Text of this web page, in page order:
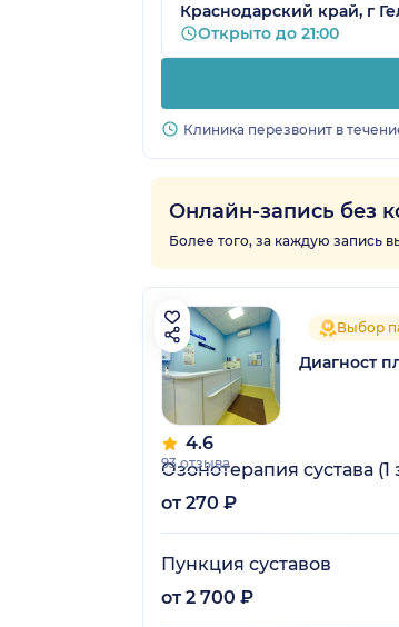
Краснодарский край, г
Открыто до 21:00
Клиника перезвонит в
Онлайн-запись без
Более того, за каждую запись
4.6
93 отзыва
Выбор
Диагност
Озонотерапия сустава (1
от 270 ₽
Пункция суставов
от 2 700 ₽